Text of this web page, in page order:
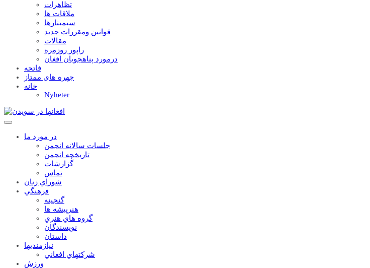
تظاهرات
ملاقات ها
سيمينارها
قوانين ومقررات جديد
مقالات
راپور روزمره
درمورد پناهجويان افغان
فاتحه
چهره های ممتاز
خانه
Nyheter
در مورد ما
جلسات سالانه انجمن
تاریخچه انجمن
گزارشات
تماس
شوراي زنان
فرهنگي
گنجينه
هنرپيشه ها
گروه هاي هنري
نويسندگان
داستان
نيازمنديها
شرکتهاي افغاني
ورزش